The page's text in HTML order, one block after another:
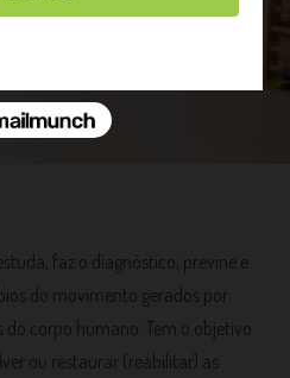
faz o diagnóstico, previne e
do movimento gerados por
do corpo humano. Tem o objetivo
ou restaurar (reabilitar) as